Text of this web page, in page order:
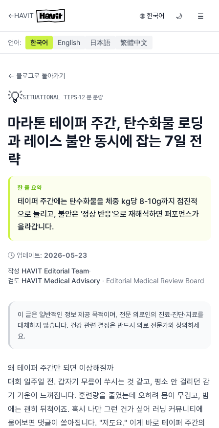
←HAVIT 🌐 한국어 🌙 ☰
언어: 한국어 English 日本語 繁體中文
← 블로그로 돌아가기
💡SITUATIONAL TIPS·12 분 분량
마라톤 테이퍼 주간, 탄수화물 로딩
과 레이스 불안 동시에 잡는 7일 전
략
한 줄 요약
테이퍼 주간에는 탄수화물을 체중 kg당 8-10g까지 점진적
으로 늘리고, 불안은 '정상 반응'으로 재해석하면 퍼포먼스가
올라갑니다.
🕓 업데이트: 2026-05-23
작성 HAVIT Editorial Team·
검토 HAVIT Medical Advisory · Editorial Medical Review Board
이 글은 일반적인 정보 제공 목적이며, 전문 의료인의 진료·진단·치료를
대체하지 않습니다. 건강 관련 결정은 반드시 의료 전문가와 상의하세
요.
왜 테이퍼 주간만 되면 이상해질까
대회 일주일 전. 갑자기 무릎이 쑤시는 것 같고, 평소 안 걸리던 감
기 기운이 느껴집니다. 훈련량을 줄였는데 오히려 몸이 무겁고, 밤
에는 괜히 뒤척이죠. 혹시 나만 그런 건가 싶어 러닝 커뮤니티에
물어보면 댓글이 쏟아집니다. "저도요." 이게 바로 테이퍼 주간의